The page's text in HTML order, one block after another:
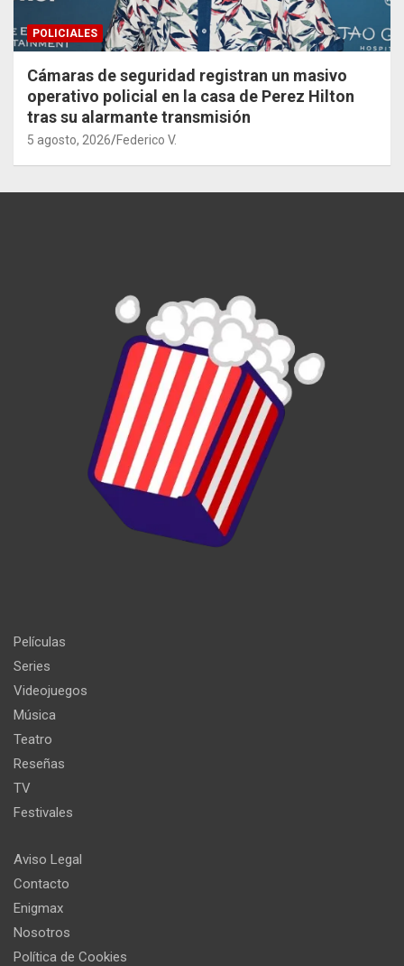
POLICIALES
Cámaras de seguridad registran un masivo
operativo policial en la casa de Perez Hilton
tras su alarmante transmisión
5 agosto, 2026 Federico V.
Películas
Series
Videojuegos
Música
Teatro
Reseñas
TV
Festivales
Aviso Legal
Contacto
Enigmax
Nosotros
Política de Cookies